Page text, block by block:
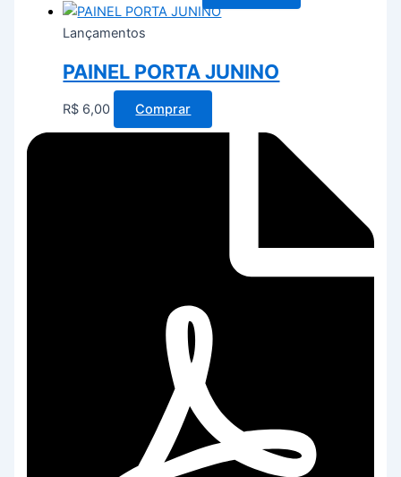
Lançamentos
PAINEL PORTA JUNINO
R$ 6,00 Comprar